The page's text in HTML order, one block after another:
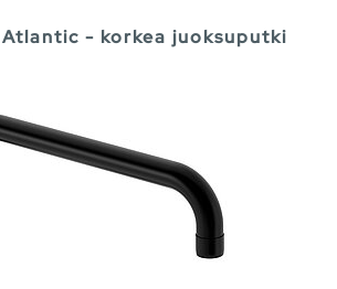
- korkea juoksuputki